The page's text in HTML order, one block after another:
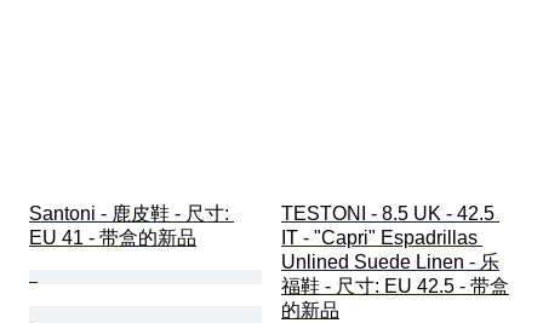
Santoni - 鹿皮鞋 - 尺寸:
EU 41 - 带盒的新品
TESTONI - 8.5 UK - 42.5
IT - "Capri" Espadrillas
Unlined Suede Linen - 乐
福鞋 - 尺寸: EU 42.5 - 带盒
的新品